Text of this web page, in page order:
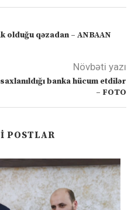
olduğu qəzadan – ANBAAN
Növbəti yazı
banka hücum etdilər
– FOTO
POSTLAR